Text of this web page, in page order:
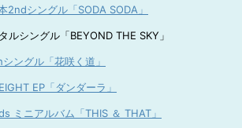
2ndシングル「SODA SODA」
シングル「BEYOND THE SKY」
ングル「花咲く道」
EP「ダンダーラ」
ミニアルバム「THIS ＆ THAT」